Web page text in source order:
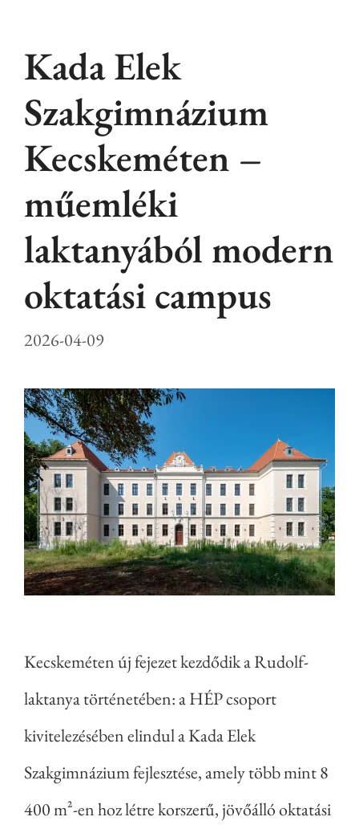
Kada Elek
Szakgimnázium
Kecskeméten –
műemléki
laktanyából modern
oktatási campus
2026-04-09
Kecskeméten új fejezet kezdődik a Rudolf-
laktanya történetében: a HÉP csoport
kivitelezésében elindul a Kada Elek
Szakgimnázium fejlesztése, amely több mint 8
400 m²-en hoz létre korszerű, jövőálló oktatási